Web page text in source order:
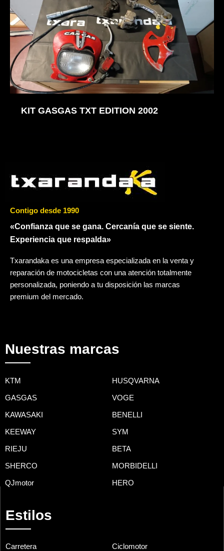
KIT GASGAS TXT EDITION 2002
Contigo desde 1990
«Confianza que se gana. Cercanía que se siente.
Experiencia que respalda»
Txarandaka es una empresa especializada en la venta y
reparación de motocicletas con una atención totalmente
personalizada, poniendo a tu disposición las marcas
premium del mercado.
Nuestras marcas
KTM HUSQVARNA
GASGAS VOGE
KAWASAKI BENELLI
KEEWAY SYM
RIEJU BETA
SHERCO MORBIDELLI
QJmotor HERO
Estilos
Carretera Ciclomotor